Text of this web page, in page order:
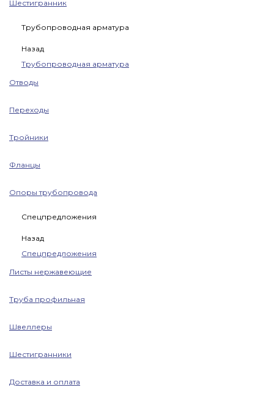
Шестигранник
Трубопроводная арматура
Назад
Трубопроводная арматура
Отводы
Переходы
Тройники
Фланцы
Опоры трубопровода
Спецпредложения
Назад
Спецпредложения
Листы нержавеющие
Труба профильная
Швеллеры
Шестигранники
Доставка и оплата